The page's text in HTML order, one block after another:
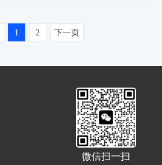
1 2 下一页
微信扫一扫